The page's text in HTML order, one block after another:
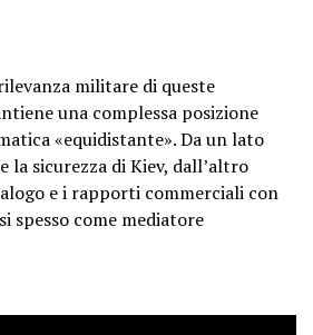
militare di queste
una complessa posizione
«equidistante». Da un lato
sicurezza di Kiev, dall’altro
e i rapporti commerciali con
spesso come mediatore